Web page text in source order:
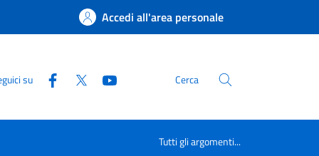
Accedi all'area personale
su Cerca
Tutti gli argomenti...